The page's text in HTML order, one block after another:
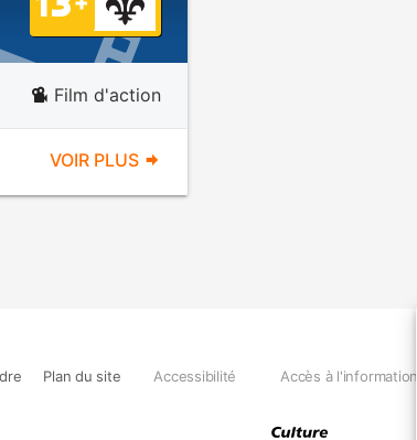
Film d'action
VOIR PLUS
Plan du site Accessibilité Accès à l'information